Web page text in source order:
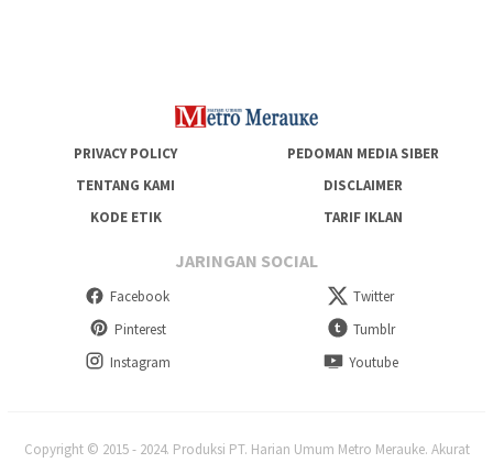
PRIVACY POLICY
PEDOMAN MEDIA SIBER
TENTANG KAMI
DISCLAIMER
KODE ETIK
TARIF IKLAN
JARINGAN SOCIAL
Facebook
Twitter
Pinterest
Tumblr
Instagram
Youtube
Copyright © 2015 - 2024. Produksi PT. Harian Umum Metro Merauke. Akurat